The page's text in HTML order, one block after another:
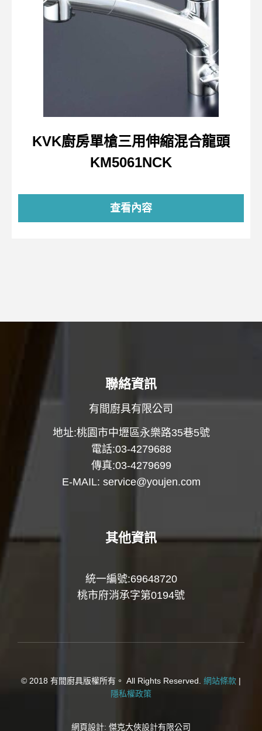
KVK廚房單槍三用伸縮混合龍頭
KM5061NCK
查看內容
聯絡資訊
有間廚具有限公司
地址:桃園市中壢區永樂路35巷5號
電話:03-4279688
傳真:03-4279699
E-MAIL: service@youjen.com
其他資訊
統一編號:69648720
桃市府消承字第0194號
© 2018 有間廚具版權所有。 All Rights Reserved. 網站條款 |
隱私權政策
網頁設計: 傑克大俠設計有限公司